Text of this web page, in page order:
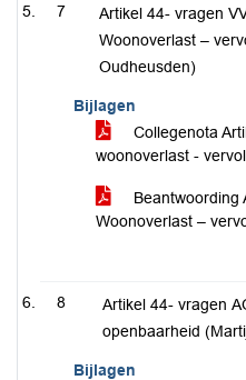
7
Artikel 44- vragen
Woonoverlast –
Oudheusden)
Bijlagen
Collegenota
woonoverlast -
Beantwoording
Woonoverlast –
8
Artikel 44- vragen
openbaarheid
Bijlagen